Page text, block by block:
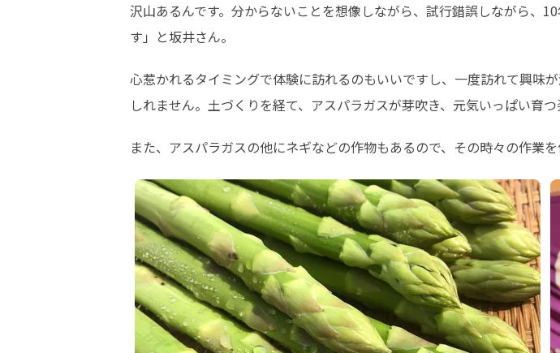
沢山あるんです。分からないことを想像しながら、試行錯誤しながら、
す」と坂井さん。
心惹かれるタイミングで体験に訪れるのもいいですし、一度訪れて興味
しれません。土づくりを経て、アスパラガスが芽吹き、元気いっぱい育
また、アスパラガスの他にネギなどの作物もあるので、その時々の作業を